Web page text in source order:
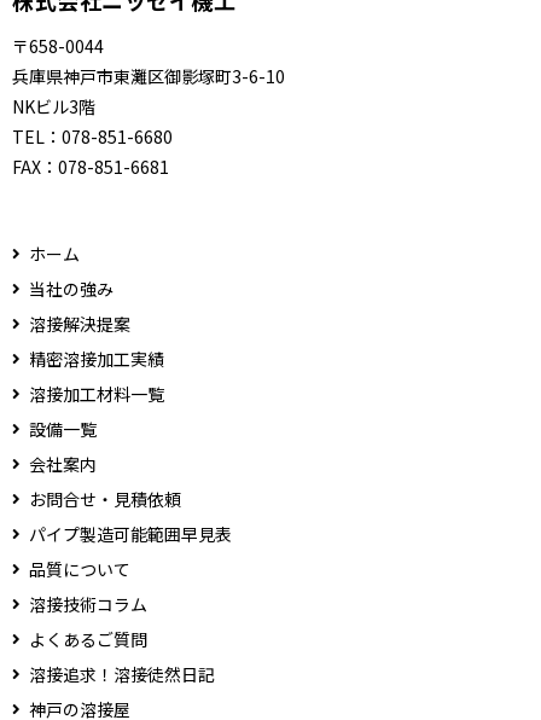
〒658-0044
兵庫県神戸市東灘区御影塚町3-6-10
NKビル3階
TEL： 078-851-6680
FAX： 078-851-6681
ホーム
当社の強み
溶接解決提案
精密溶接加工実績
溶接加工材料一覧
設備一覧
会社案内
お問合せ・見積依頼
パイプ製造可能範囲早見表
品質について
溶接技術コラム
よくあるご質問
溶接追求！溶接徒然日記
神戸の溶接屋